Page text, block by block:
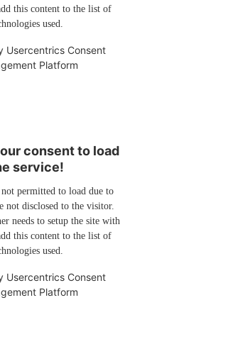
this content to the list of
used.
Usercentrics Consent
Platform
consent to load
service!
permitted to load due to
not disclosed to the visitor.
needs to setup the site with
this content to the list of
used.
Usercentrics Consent
Platform